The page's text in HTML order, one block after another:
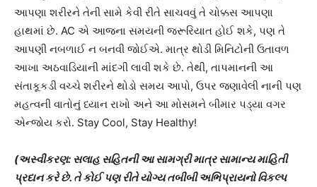
આપણા શરીરને તેની સામે કેવી રીતે સાચવવું તે ચોક્કસ આપણા
હાથમાં છે. AC એ આજના સમયની જરૂરિયાત હોઈ શકે, પણ તે
આપણી નબળાઈ ન બનવી જોઈએ. માત્ર થોડી મિનિટોની ઉતાવળ
આખા અઠવાડિયાની માંદગી લાવી શકે છે. તેથી, તાપમાનની આ
સંતાકૂકડી વચ્ચે શરીરને થોડો સમય આપો, ઉપર જણાવેલી નાની પણ
મહત્વની વાતોનું ધ્યાન રાખો અને આ મોસમને બીમાર પડ્યા વગર
એન્જોય કરો. Stay Cool, Stay Healthy!
(અસ્વીકરણ: સલાહ સહિતની આ સામગ્રી માત્ર સામાન્ય માહિતી
પ્રદાન કરે છે. તે કોઈ પણ રીતે યોગ્ય તબીબી અભિપ્રાયનો વિકલ્પ